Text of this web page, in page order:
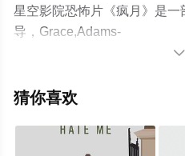
星空影院恐怖片《疯月》是一
导，Grace,Adams-
影大全就上星空电影网，更多

猜你喜欢